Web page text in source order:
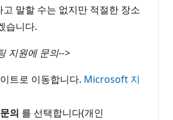
말할 수는 없지만 적절한 장소
습니다.
지원에 문의-->
트로 이동합니다. Microsoft 지
의 를 선택합니다(개인